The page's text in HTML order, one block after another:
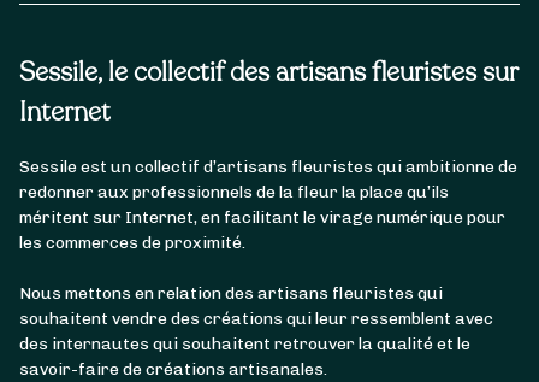
Sessile, le collectif des artisans fleuristes sur
Internet
Sessile est un collectif d’artisans fleuristes qui ambitionne de
redonner aux professionnels de la fleur la place qu’ils
méritent sur Internet, en facilitant le virage numérique pour
les commerces de proximité.
Nous mettons en relation des artisans fleuristes qui
souhaitent vendre des créations qui leur ressemblent avec
des internautes qui souhaitent retrouver la qualité et le
savoir-faire de créations artisanales.